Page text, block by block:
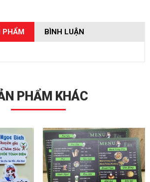
BÌNH LUẬN
PHẨM KHÁC